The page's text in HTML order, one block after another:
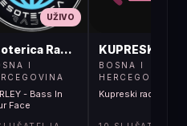
UŽIVO
Radio S1
I
- Bass In
Face
BOSNA I
HERCEGOVINA
Kupreski radio